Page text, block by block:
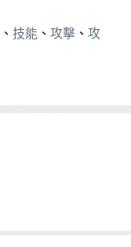
、 技能 、 攻擊、 攻